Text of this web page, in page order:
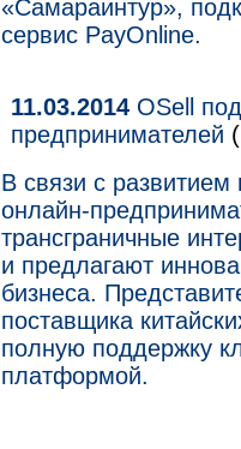
«Самараинтур»,
сервис PayOnline.
11.03.2014 OSell
предпринимателей
В связи с развитием
онлайн-
трансграничные
и предлагают
бизнеса.
поставщика
полную поддержку
платформой.